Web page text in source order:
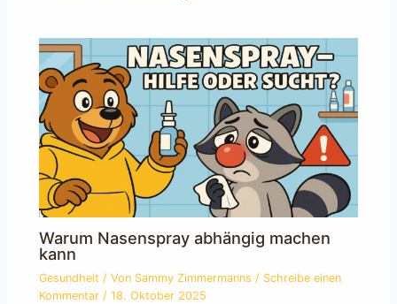
Warum Nasenspray abhängig machen
kann
Gesundheit / Von Sammy Zimmermanns/ Schreibe einen
Kommentar /18. Oktober 2025